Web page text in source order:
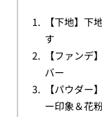
【下地】下
す
【ファンデ
バー
【パウダー
ー印象＆花